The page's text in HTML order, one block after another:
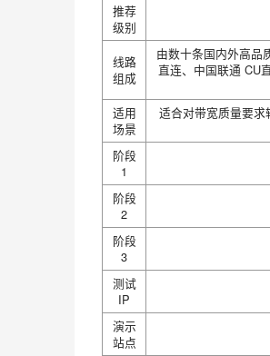
推荐
级别
线路
组成
由数十条国内外高品
直连、中国联通 CU
适用
场景
适合对带宽质量要
阶段
1
阶段
2
阶段
3
测试
IP
演示
站点